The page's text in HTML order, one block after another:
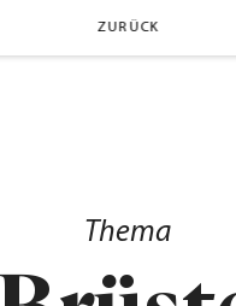
ZURÜCK
Thema